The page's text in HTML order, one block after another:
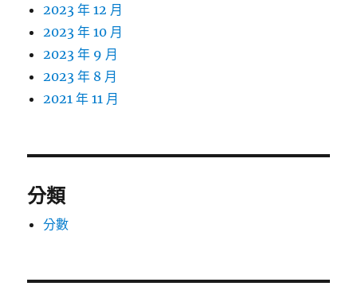
2023 年 12 月
2023 年 10 月
2023 年 9 月
2023 年 8 月
2021 年 11 月
分類
分數